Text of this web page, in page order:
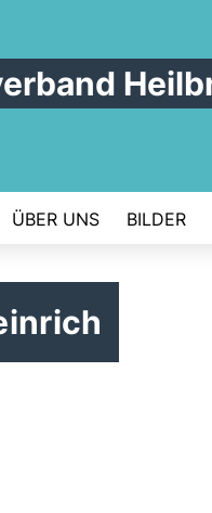
ÜBER UNS BILDER